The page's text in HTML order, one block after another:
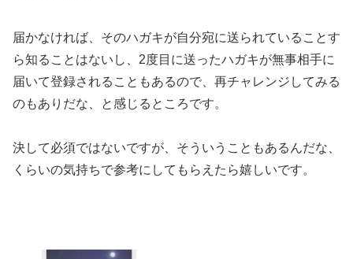
届かなければ、そのハガキが自分宛に送られていることす
ら知ることはないし、2度目に送ったハガキが無事相手に
届いて登録されることもあるので、再チャレンジしてみる
のもありだな、と感じるところです。
決して必須ではないですが、そういうこともあるんだな、
くらいの気持ちで参考にしてもらえたら嬉しいです。